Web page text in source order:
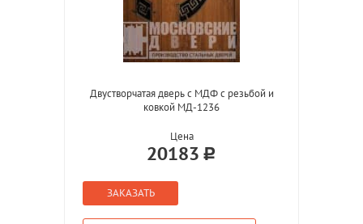
Двустворчатая дверь с МДФ с резьбой и
ковкой МД-1236
Цена
20183
ЗАКАЗАТЬ